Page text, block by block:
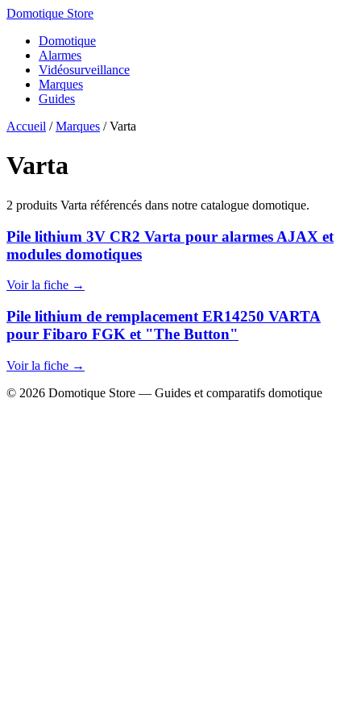
Domotique Store
Domotique
Alarmes
Vidéosurveillance
Marques
Guides
Accueil /Marques /Varta
Varta
2 produits Varta référencés dans notre catalogue domotique.
Pile lithium 3V CR2 Varta pour alarmes AJAX et
modules domotiques
Voir la fiche →
Pile lithium de remplacement ER14250 VARTA
pour Fibaro FGK et "The Button"
Voir la fiche →
© 2026 Domotique Store — Guides et comparatifs domotique